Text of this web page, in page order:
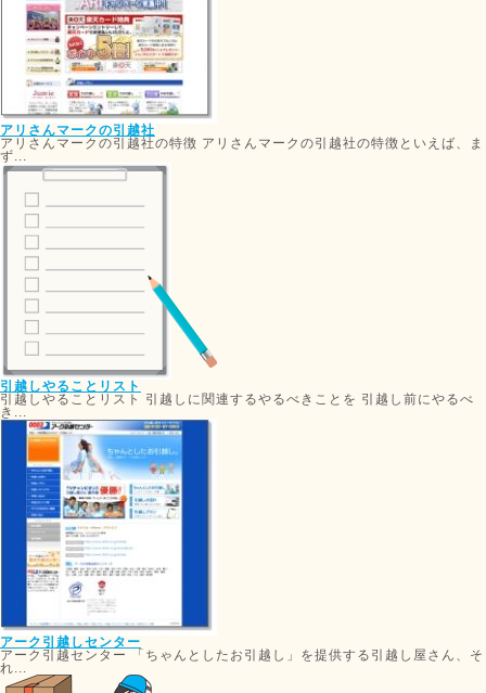
アリさんマークの引越社
アリさんマークの引越社の特徴 アリさんマークの引越社の特徴といえば、ま
ず...
引越しやることリスト
引越しやることリスト 引越しに関連するやるべきことを 引越し前にやるべ
き...
アーク引越しセンター
アーク引越センター 「ちゃんとしたお引越し」を提供する引越し屋さん、そ
れ...